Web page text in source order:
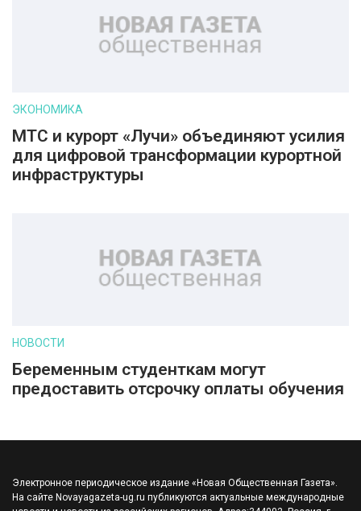
ЭКОНОМИКА
МТС и курорт «Лучи» объединяют усилия
для цифровой трансформации курортной
инфраструктуры
НОВОСТИ
Беременным студенткам могут
предоставить отсрочку оплаты обучения
Электронное периодическое издание «Новая Общественная Газета».
На сайте Novayagazeta-ug.ru публикуются актуальные международные